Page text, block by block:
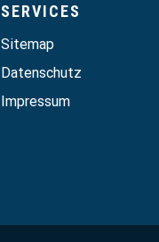
SERVICES
Sitemap
Datenschutz
Impressum